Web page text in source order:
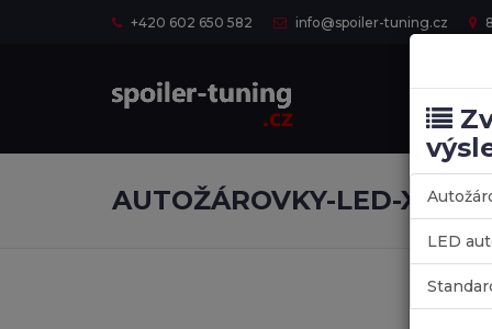
LED
+420 602 650 582 info@spoiler-tuning.cz
AUTOŽÁROVKY-LED-